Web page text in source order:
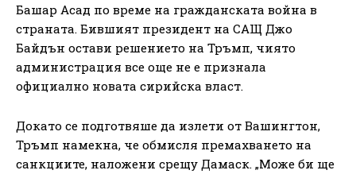
Башар Асад по време на гражданската война в
страната. Бившият президент на САЩ Джо
Байдън остави решението на Тръмп, чиято
администрация все още не е признала
официално новата сирийска власт.
Докато се подготвяше да излети от Вашингтон,
Тръмп намекна, че обмисля премахването на
санкциите, наложени срещу Дамаск. „Може би ще